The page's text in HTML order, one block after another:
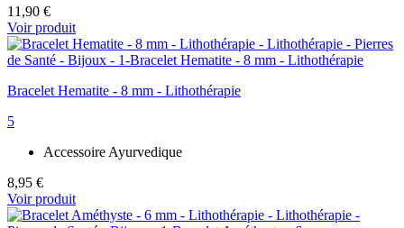
11,90 €
Voir produit
Bracelet Hematite - 8 mm - Lithothérapie
5
Accessoire Ayurvedique
8,95 €
Voir produit